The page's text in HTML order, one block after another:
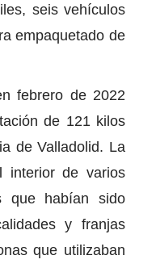
seis vehículos
empaquetado de
febrero de 2022
de 121 kilos
de Valladolid. La
interior de varios
que habían sido
y franjas
que utilizaban